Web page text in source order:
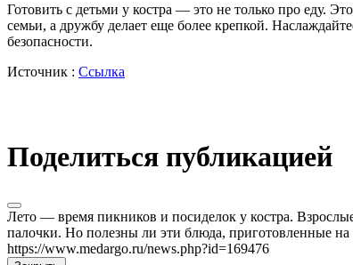
Готовить с детьми у костра — это не только про еду.
семьи, а дружбу делает еще более крепкой.
безопасности.
Источник : Ссылка
Поделиться публикацией
Лето — время пикников и посиделок у костра.
палочки. Но полезны ли эти блюда, приготовленные на
https://www.medargo.ru/news.php?id=169476